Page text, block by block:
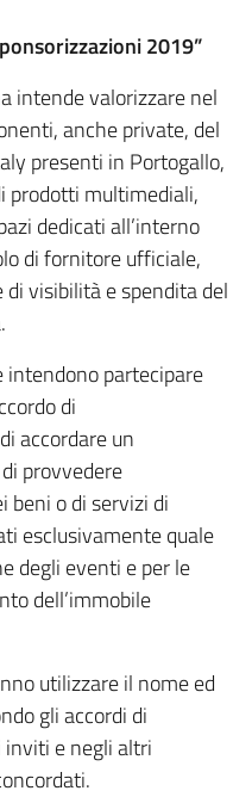
2019”
intende valorizzare nel
anche private, del
presenti in Portogallo,
prodotti multimediali,
dedicati all’interno
di fornitore ufficiale,
visibilità e spendita del
partecipare
di
accordare un
provvedere
o di servizi di
esclusivamente quale
degli eventi e per le
dell’immobile
utilizzare il nome ed
gli accordi di
e negli altri